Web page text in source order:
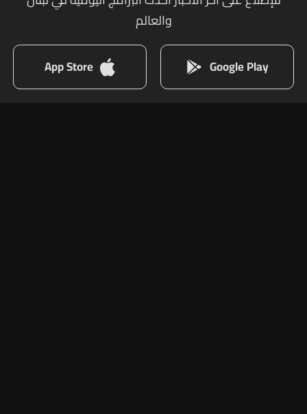
والعالم
Google Play
App Store